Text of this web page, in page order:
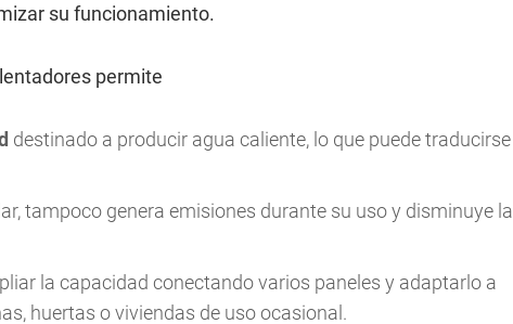
su funcionamiento.
permite
destinado a producir agua caliente, lo que puede traducirse
tampoco genera emisiones durante su uso y disminuye la
la capacidad conectando varios paneles y adaptarlo a
huertas o viviendas de uso ocasional.